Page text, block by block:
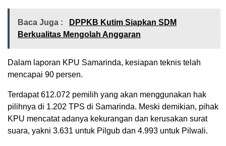
Baca Juga :
DPPKB Kutim Siapkan SDM
Berkualitas Mengolah Anggaran
Dalam laporan KPU Samarinda, kesiapan teknis telah
mencapai 90 persen.
Terdapat 612.072 pemilih yang akan menggunakan hak
pilihnya di 1.202 TPS di Samarinda. Meski demikian, pihak
KPU mencatat adanya kekurangan dan kerusakan surat
suara, yakni 3.631 untuk Pilgub dan 4.993 untuk Pilwali.